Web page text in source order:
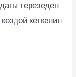
терезеден
кеткенин